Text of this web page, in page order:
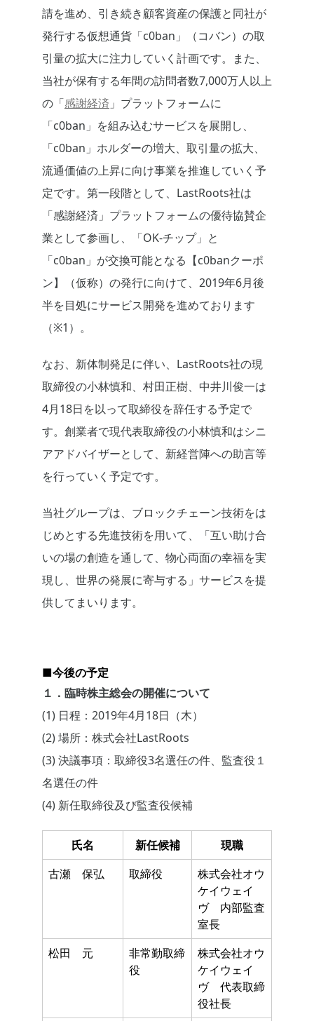
請を進め、引き続き顧客資産の保護と同社が
発行する仮想通貨「c0ban」（コバン）の取
引量の拡大に注力していく計画です。また、
当社が保有する年間の訪問者数7,000万人以上
の「感謝経済 」プラットフォームに
「c0ban」を組み込むサービスを展開し、
「c0ban」ホルダーの増大、取引量の拡大、
流通価値の上昇に向け事業を推進していく予
定です。第一段階として、LastRoots社は
「感謝経済」プラットフォームの優待協賛企
業として参画し、「OK-チップ」と
「c0ban」が交換可能となる【c0banクーポ
ン】（仮称）の発行に向けて、2019年6月後
半を目処にサービス開発を進めております
（※1）。
なお、新体制発足に伴い、LastRoots社の現
取締役の小林慎和、村田正樹、中井川俊一は
4月18日を以って取締役を辞任する予定で
す。創業者で現代表取締役の小林慎和はシニ
アアドバイザーとして、新経営陣への助言等
を行っていく予定です。
当社グループは、ブロックチェーン技術をは
じめとする先進技術を用いて、「互い助け合
いの場の創造を通して、物心両面の幸福を実
現し、世界の発展に寄与する」サービスを提
供してまいります。
■今後の予定
１．臨時株主総会の開催について
(1) 日程：2019年4月18日（木）
(2) 場所：株式会社LastRoots
(3) 決議事項：取締役3名選任の件、監査役１
名選任の件
(4) 新任取締役及び監査役候補
氏名 新任候補
現職
古瀬 保弘
取締役
株式会社オウ
ケイウェイ
ヴ 内部監査
室長
松田 元
非常勤取締
役
株式会社オウ
ケイウェイ
ヴ 代表取締
役社長